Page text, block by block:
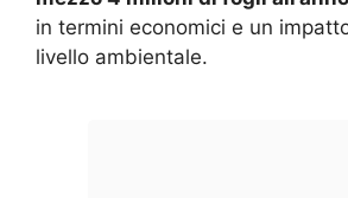
in termini economici e un
livello ambientale.